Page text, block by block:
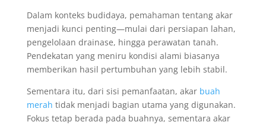
Dalam konteks budidaya, pemahaman tentang akar
menjadi kunci penting—mulai dari persiapan lahan,
pengelolaan drainase, hingga perawatan tanah.
Pendekatan yang meniru kondisi alami biasanya
memberikan hasil pertumbuhan yang lebih stabil.
Sementara itu, dari sisi pemanfaatan, akar buah
merah tidak menjadi bagian utama yang digunakan.
Fokus tetap berada pada buahnya, sementara akar